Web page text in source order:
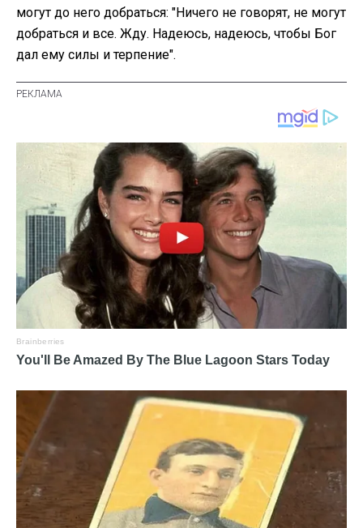
могут до него добраться: "Ничего не говорят, не могут
добраться и все. Жду. Надеюсь, надеюсь, чтобы Бог
дал ему силы и терпение".